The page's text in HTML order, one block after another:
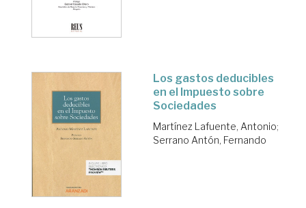
Los gastos deducibles
en el Impuesto sobre
Sociedades
Martínez Lafuente, Antonio;
Serrano Antón, Fernando